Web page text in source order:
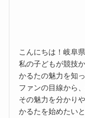
こんにちは！岐阜
私の子どもが競技
かるたの魅力を知
ファンの目線から
その魅力を分かり
かるたを始めたい